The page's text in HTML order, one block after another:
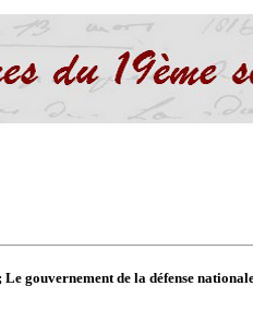
gouvernement de la défense